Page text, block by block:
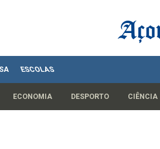
ESCOLAS
ECONOMIA DESPORTO CIÊNCIA